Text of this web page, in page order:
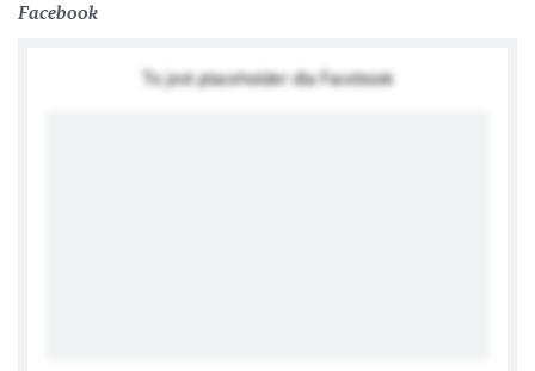
Facebook
To jest placeholder dla Facebook